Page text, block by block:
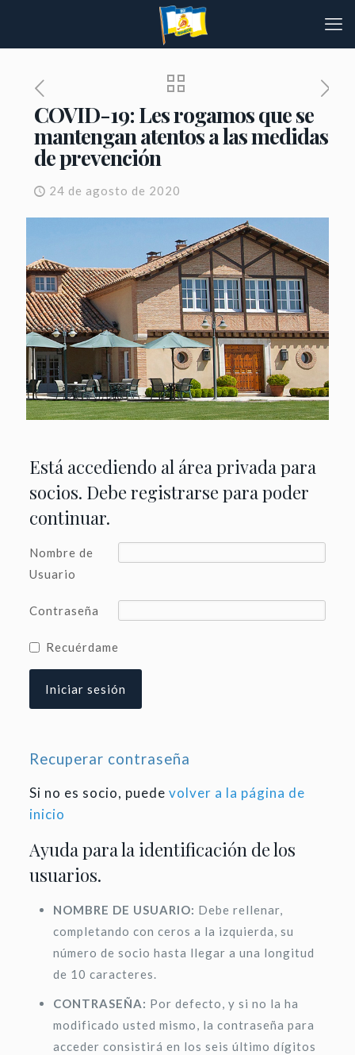
COVID-19: Les rogamos que se
mantengan atentos a las medidas
de prevención
24 de agosto de 2020
Está accediendo al área privada para
socios. Debe registrarse para poder
continuar.
Nombre de
Usuario
Contraseña
Recuérdame
Recuperar contraseña
Si no es socio, puede volver a la página de
inicio
Ayuda para la identificación de los
usuarios.
NOMBRE DE USUARIO: Debe rellenar,
completando con ceros a la izquierda, su
número de socio hasta llegar a una longitud
de 10 caracteres.
CONTRASEÑA: Por defecto, y si no la ha
modificado usted mismo, la contraseña para
acceder consistirá en los seis último dígitos